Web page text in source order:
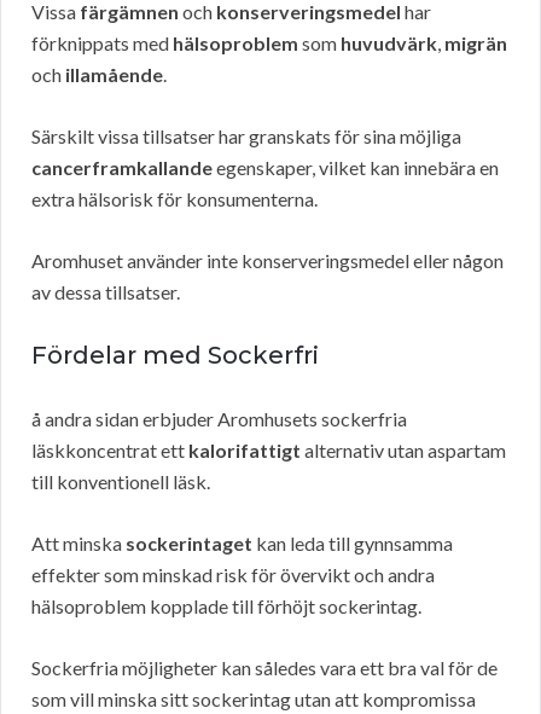
Vissa färgämnen och konserveringsmedel har
förknippats med hälsoproblem som huvudvärk, migrän
och illamående.
Särskilt vissa tillsatser har granskats för sina möjliga
cancerframkallandeegenskaper, vilket kan innebära en
extra hälsorisk för konsumenterna.
Aromhuset använder inte konserveringsmedel eller någon
av dessa tillsatser.
Fördelar med Sockerfri
å andra sidan erbjuder Aromhusets sockerfria
läskkoncentrat ett kalorifattigt alternativ utan aspartam
till konventionell läsk.
Att minska sockerintaget kan leda till gynnsamma
effekter som minskad risk för övervikt och andra
hälsoproblem kopplade till förhöjt sockerintag.
Sockerfria möjligheter kan således vara ett bra val för de
som vill minska sitt sockerintag utan att kompromissa